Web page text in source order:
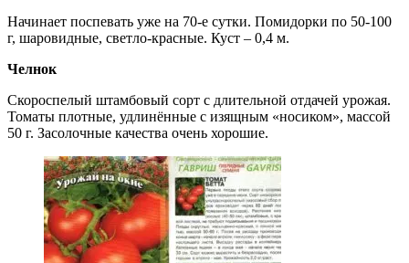
Начинает поспевать уже на 70-е сутки. Помидорки по 50-100
г, шаровидные, светло-красные. Куст – 0,4 м.
Челнок
Скороспелый штамбовый сорт с длительной отдачей урожая.
Томаты плотные, удлинённые с изящным «носиком», массой
50 г. Засолочные качества очень хорошие.